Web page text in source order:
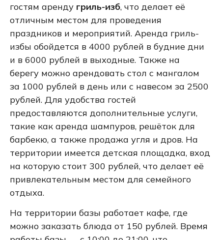
гостям аренду гриль-изб, что делает её
отличным местом для проведения
праздников и мероприятий. Аренда гриль-
избы обойдется в 4000 рублей в будние дни
и в 6000 рублей в выходные. Также на
берегу можно арендовать стол с мангалом
за 1000 рублей в день или с навесом за 2500
рублей. Для удобства гостей
предоставляются дополнительные услуги,
такие как аренда шампуров, решёток для
барбекю, а также продажа угля и дров. На
территории имеется детская площадка, вход
на которую стоит 300 рублей, что делает её
привлекательным местом для семейного
отдыха.
На территории базы работает кафе, где
можно заказать блюда от 150 рублей. Время